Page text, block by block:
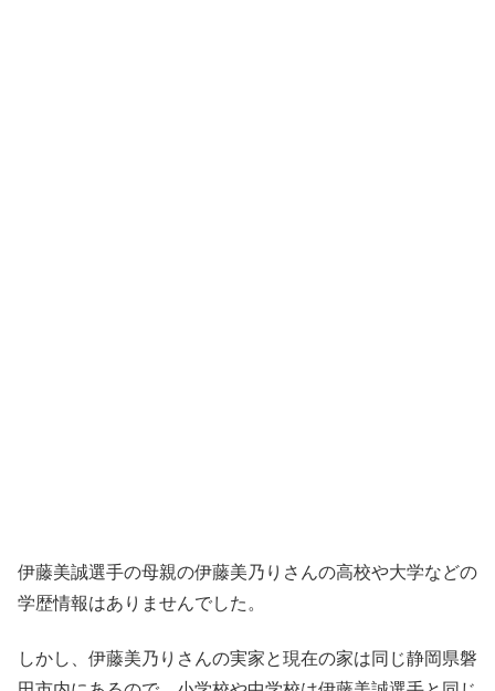
伊藤美誠選手の母親の伊藤美乃りさんの高校や大学などの
学歴情報はありませんでした。
しかし、伊藤美乃りさんの実家と現在の家は同じ静岡県磐